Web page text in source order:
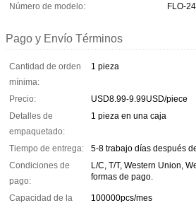
Número de modelo:
FLO-
Pago y Envío Términos
Cantidad de orden
mínima:
1 pieza
Precio:
USD8.99-9.99USD/piece
Detalles de
empaquetado:
1 pieza en una caja
Tiempo de entrega:
5-8 trabajo días después
Condiciones de
pago:
L/C, T/T, Western Union,
formas de pago.
Capacidad de la
100000pcs/mes